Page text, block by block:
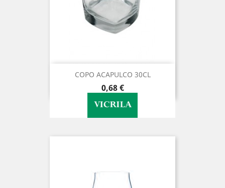
COPO ACAPULCO 30CL
Preço
0,68 €